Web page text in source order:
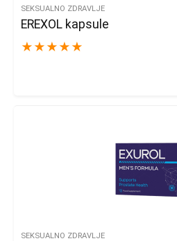
SEKSUALNO ZDRAVLJE
EREXOL kapsule
★ ★ ★ ★ ★
SEKSUALNO ZDRAVLJE